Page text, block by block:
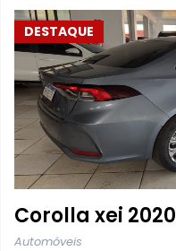
DESTAQUE
Corolla xei 2020
Automóveis